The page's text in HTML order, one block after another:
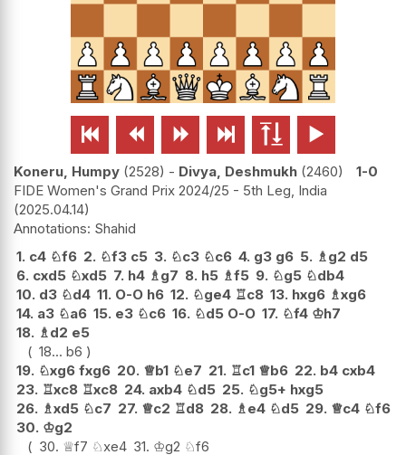
     
Koneru, Humpy 2528 - Divya, Deshmukh 2460
1-0
FIDE Women's Grand Prix 2024/25 - 5th Leg, India
2025.04.14
Shahid
1. c4 ♘f6 2. ♘f3 c5 3. ♘c3 ♘c6 4. g3 g6 5. ♗g2 d5
6. cxd5 ♘xd5 7. h4 ♗g7 8. h5 ♗f5 9. ♘g5 ♘db4
10. d3 ♘d4 11. O-O h6 12. ♘ge4 ♖c8 13. hxg6 ♗xg6
14. a3 ♘a6 15. e3 ♘c6 16. ♘d5 O-O 17. ♘f4 ♔h7
18. ♗d2 e5
18... b6
19. ♘xg6 fxg6 20. ♕b1 ♘e7 21. ♖c1 ♕b6 22. b4 cxb4
23. ♖xc8 ♖xc8 24. axb4 ♘d5 25. ♘g5+ hxg5
26. ♗xd5 ♘c7 27. ♕c2 ♖d8 28. ♗e4 ♘d5 29. ♕c4 ♘f6
30. ♔g2
30. ♕f7 ♘xe4 31. ♔g2 ♘f6